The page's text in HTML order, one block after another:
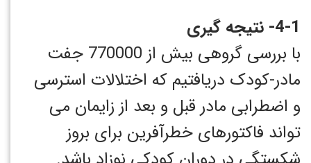
4-1- نتیجه گیری
با بررسی گروهی بیش از 770000 جفت
مادر-کودک دریافتیم که اختلالات استرسی
و اضطرابی مادر قبل و بعد از زایمان می
تواند فاکتورهای خطرآفرین برای بروز